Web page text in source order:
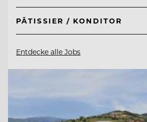
PÂTISSIER / KONDITOR
Entdecke alle Jobs